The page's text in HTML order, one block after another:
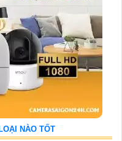
NÀO TỐT